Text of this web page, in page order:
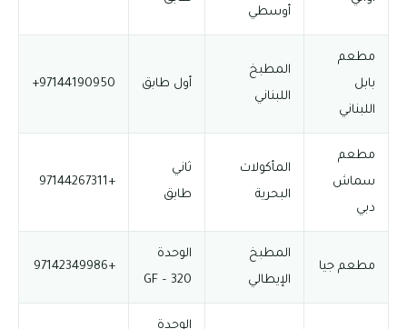
أوسطي
مطعم
بابل
اللبناني
المطبخ
اللبناني
أول طابق 97144190950+
مطعم
سماش
دبي
المأكولات
البحرية
ثاني
طابق
+97144267311
مطعم جيا
المطبخ
الإيطالي
الوحدة
GF – 320
+97142349986
الوحدة